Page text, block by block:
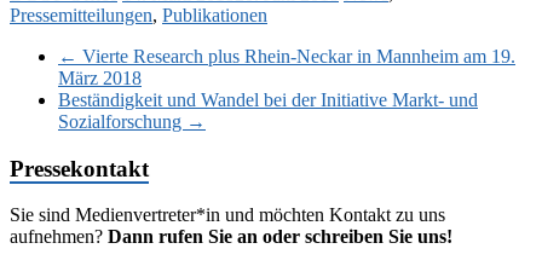
Pressemitteilungen, Publikationen
← Vierte Research plus Rhein-Neckar in Mannheim am 19.
März 2018
Beständigkeit und Wandel bei der Initiative Markt- und
Sozialforschung →
Pressekontakt
Sie sind Medienvertreter*in und möchten Kontakt zu uns
aufnehmen? Dann rufen Sie an oder schreiben Sie uns!